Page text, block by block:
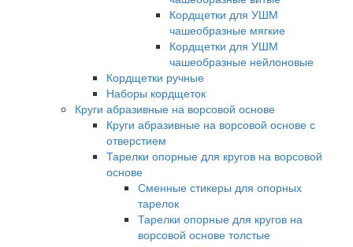
Кордщетки для УШМ
чашеобразные мягкие
Кордщетки для УШМ
чашеобразные нейлоновые
Кордщетки ручные
Наборы кордщеток
Круги абразивные на ворсовой основе
Круги абразивные на ворсовой основе с
отверстием
Тарелки опорные для кругов на ворсовой
основе
Сменные стикеры для опорных
тарелок
Тарелки опорные для кругов на
ворсовой основе толстые